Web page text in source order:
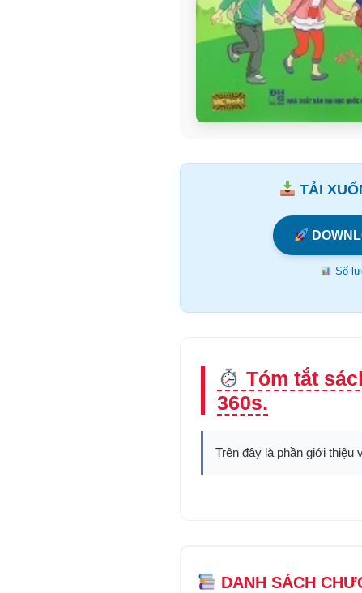
TẢI
Số
Tóm tắt
360s.
Trên đây là phần giới thiệu
DANH SÁCH